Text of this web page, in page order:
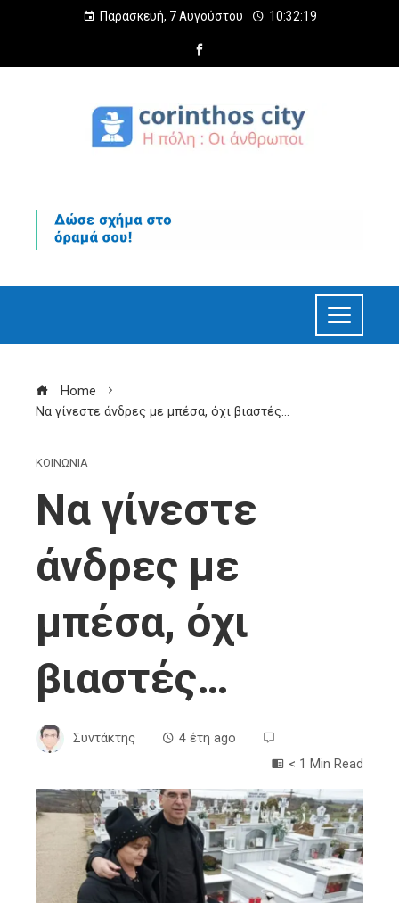
Παρασκευή, 7 Αυγούστου 10:32:20
Home
Να γίνεστε άνδρες με μπέσα, όχι βιαστές…
ΚΟΙΝΩΝΙΑ
Να γίνεστε
άνδρες με
μπέσα, όχι
βιαστές…
Συντάκτης
4 έτη ago
< 1 Min Read